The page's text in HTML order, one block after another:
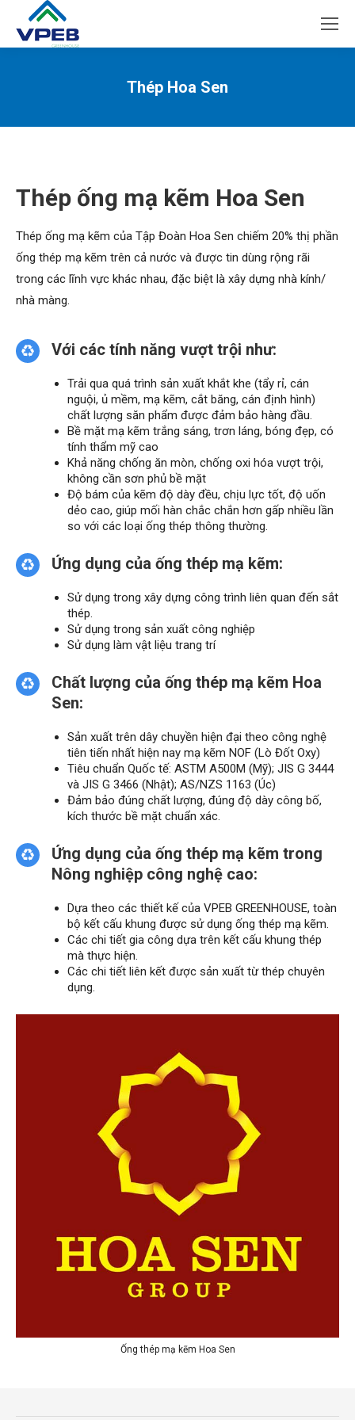
Thép Hoa Sen
Thép ống mạ kẽm Hoa Sen
Thép ống mạ kẽm của Tập Đoàn Hoa Sen chiếm 20% thị phần
ống thép mạ kẽm trên cả nước và được tin dùng rộng rãi
trong các lĩnh vực khác nhau, đặc biệt là xây dựng nhà kính/
nhà màng.
Với các tính năng vượt trội như:
Trải qua quá trình sản xuất khắt khe (tẩy rỉ, cán
nguội, ủ mềm, mạ kẽm, cắt băng, cán định hình)
chất lượng săn phẩm được đảm bảo hàng đầu.
Bề mặt mạ kẽm trắng sáng, trơn láng, bóng đẹp, có
tính thẩm mỹ cao
Khả năng chống ăn mòn, chống oxi hóa vượt trội,
không cần sơn phủ bề mặt
Độ bám của kẽm độ dày đều, chịu lực tốt, độ uốn
dẻo cao, giúp mối hàn chắc chắn hơn gấp nhiều lần
so với các loại ống thép thông thường.
Ứng dụng của ống thép mạ kẽm:
Sử dụng trong xây dựng công trình liên quan đến sắt
thép.
Sử dụng trong sản xuất công nghiệp
Sử dụng làm vật liệu trang trí
Chất lượng của ống thép mạ kẽm Hoa
Sen:
Sản xuất trên dây chuyền hiện đại theo công nghệ
tiên tiến nhất hiện nay mạ kẽm NOF (Lò Đốt Oxy)
Tiêu chuẩn Quốc tế: ASTM A500M (Mỹ); JIS G 3444
và JIS G 3466 (Nhật); AS/NZS 1163 (Úc)
Đảm bảo đúng chất lượng, đúng độ dày công bố,
kích thước bề mặt chuẩn xác.
Ứng dụng của ống thép mạ kẽm trong
Nông nghiệp công nghệ cao:
Dựa theo các thiết kế của VPEB GREENHOUSE, toàn
bộ kết cấu khung được sử dụng ống thép mạ kẽm.
Các chi tiết gia công dựa trên kết cấu khung thép
mà thực hiện.
Các chi tiết liên kết được sản xuất từ thép chuyên
dụng.
Ống thép mạ kẽm Hoa Sen